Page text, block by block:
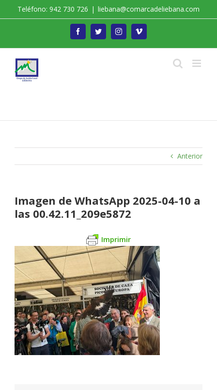
Teléfono: 942 730 726 | liebana@comarcadeliebana.com
FacebookTwitterInstagramVimeo
Anterior
Imagen de WhatsApp 2025-04-10 a
las 00.42.11_209e5872
Imprimir